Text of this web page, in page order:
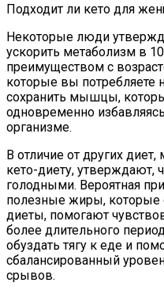
Подходит ли кето для
Некоторые люди
ускорить метаболизм в
преимуществом с
которые вы потребляете
сохранить мышцы,
одновременно
организме.
В отличие от других
кето-диету, утверждают,
голодными. Вероятная
полезные жиры, которые
диеты, помогают
более длительного
обуздать тягу к еде и
сбалансированный
срывов.